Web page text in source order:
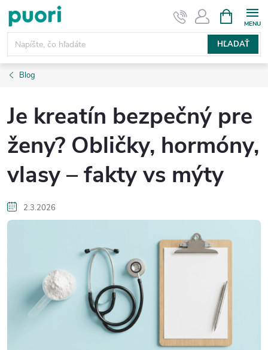
obsah
HĽADAŤ
KOŠÍK
Blog
Je kreatín bezpečný pre
ženy? Obličky, hormóny,
vlasy – fakty vs mýty
2.3.2026